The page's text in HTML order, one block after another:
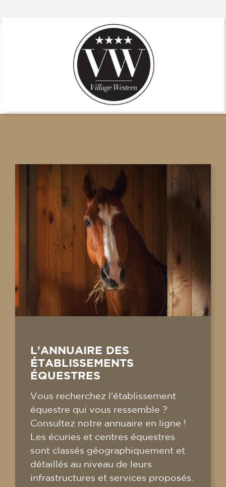
L'ANNUAIRE DES
ÉTABLISSEMENTS
ÉQUESTRES
Vous recherchez l'établissement
équestre qui vous ressemble ?
Consultez notre annuaire en ligne !
Les écuries et centres équestres
sont classés géographiquement et
détaillés au niveau de leurs
infrastructures et services proposés.